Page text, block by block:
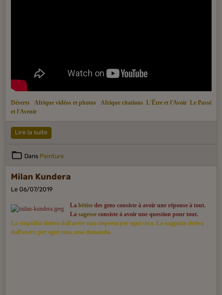
Déserts Afrique vidéos et photos Afrique citations L'Être et l'Avoir Le Passé
et l'Avenir
Lire la suite
Dans Peinture
Milan Kundera
Le 06/07/2019
La bêtisedes gens consiste à avoir une réponse à tout.
La sagesse consiste à avoir une question pour tout.
La stupidità deriva dall'avere una risposta per ogni cosa. La saggezza deriva
dall'avere, per ogni cosa, una domanda.